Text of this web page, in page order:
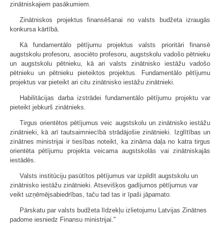
zinātniskajiem pasākumiem.
Zinātniskos projektus finansēšanai no valsts budžeta izraugās
konkursa kārtībā.
Kā fundamentālo pētījumu projektus valsts prioritāri finansē
augstskolu profesoru, asociēto profesoru, augstskolu vadošo pētnieku
un augstskolu pētnieku, kā ari valsts zinātnisko iestāžu vadošo
pētnieku un pētnieku pieteiktos projektus. Fundamentālo pētījumu
projektus var pieteikt ari citu zinātnisko iestāžu zinātnieki.
Habilitācijas darba izstrādei fundamentālo pētījumu projektu var
pieteikt jebkurš zinātnieks.
Tirgus orientētos pētījumus veic augstskolu un zinātnisko iestāžu
zinātnieki, kā arī tautsaimniecībā strādājošie zinātnieki. Izglītības un
zinātnes ministrijai ir tiesības noteikt, ka zināma daļa no katra tirgus
orientēta pētījumu projekta veicama augstskolās vai zinātniskajās
iestādēs.
Valsts institūciju pasūtītos pētījumus var izpildīt augstskolu un
zinātnisko iestāžu zinātnieki. Atsevišķos gadījumos pētījumus var
veikt uzņēmējsabiedrības, taču tad tas ir īpaši jāpamato.
Pārskatu par valsts budžeta līdzekļu izlietojumu Latvijas Zinātnes
padome iesniedz Finansu ministrijai."